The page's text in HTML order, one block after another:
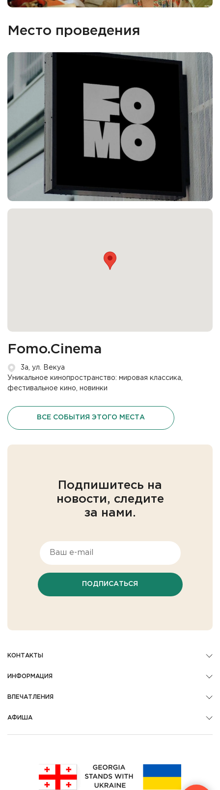
Место проведения
Fomo.Cinema
3а, ул. Векуа
Уникальное кинопространство: мировая классика,
фестивальное кино, новинки
ВСЕ СОБЫТИЯ ЭТОГО МЕСТА
Подпишитесь на
новости, следите
за нами.
ПОДПИСАТЬСЯ
КОНТАКТЫ
ИНФОРМАЦИЯ
ВПЕЧАТЛЕНИЯ
АФИША